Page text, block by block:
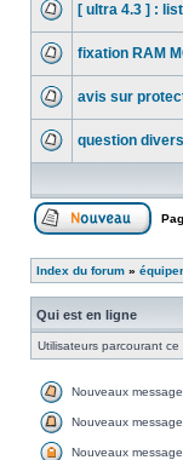
[ ultra 4.3 ] :
fixation RAM
avis sur
question divers
Index du forum »
Qui est en ligne
Utilisateurs parcourant
Nouveaux
Nouveaux
Nouveaux